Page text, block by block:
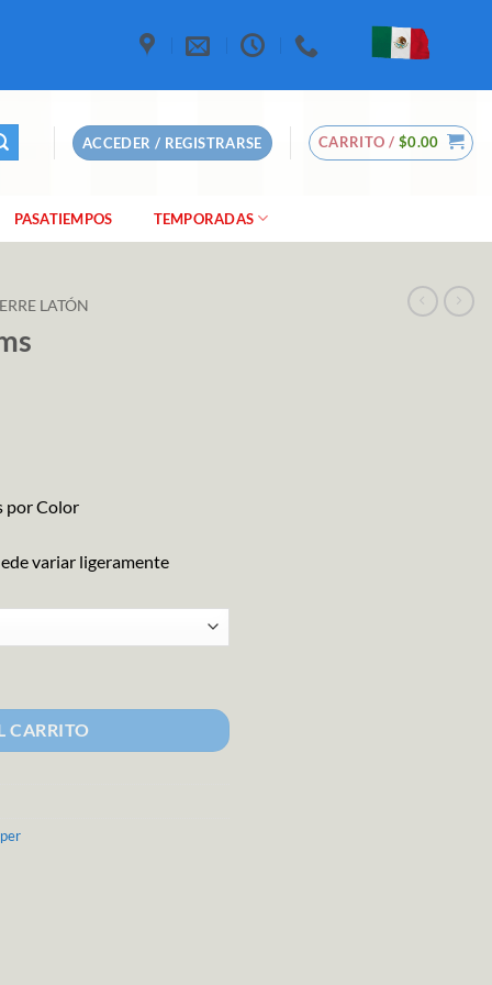
ACCEDER / REGISTRARSE CARRITO / $0.00
PASATIEMPOS TEMPORADAS
LATÓN
por Color
variar ligeramente
CARRITO